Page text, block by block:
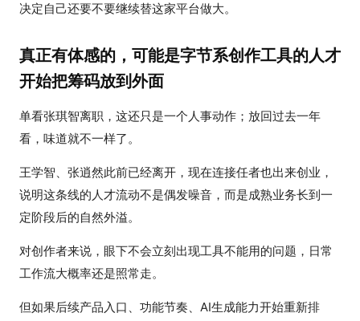
决定自己还要不要继续替这家平台做大。
真正有体感的，可能是字节系创作工具的人才
开始把筹码放到外面
单看张琪智离职，这还只是一个人事动作；放回过去一年
看，味道就不一样了。
王学智、张逍然此前已经离开，现在连接任者也出来创业，
说明这条线的人才流动不是偶发噪音，而是成熟业务长到一
定阶段后的自然外溢。
对创作者来说，眼下不会立刻出现工具不能用的问题，日常
工作流大概率还是照常走。
但如果后续产品入口、功能节奏、AI生成能力开始重新排